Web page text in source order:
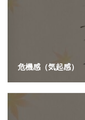
危機感（気起感）